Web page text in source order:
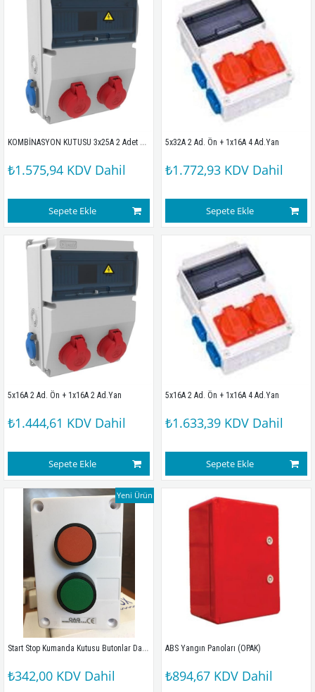
KOMBİNASYON KUTUSU 3x25A 2 Adet Ön + 1x16A 2 Adet Yan
₺1.575,94 KDV Dahil
Sepete Ekle
5x32A 2 Ad. Ön + 1x16A 4 Ad.Yan
₺1.772,93 KDV Dahil
Sepete Ekle
5x16A 2 Ad. Ön + 1x16A 2 Ad.Yan
₺1.444,61 KDV Dahil
Sepete Ekle
5x16A 2 Ad. Ön + 1x16A 4 Ad.Yan
₺1.633,39 KDV Dahil
Sepete Ekle
Start Stop Kumanda Kutusu Butonlar Dahil 1NO 1NC
₺342,00 KDV Dahil
Yeni Ürün
ABS Yangın Panoları (OPAK)
₺894,67 KDV Dahil